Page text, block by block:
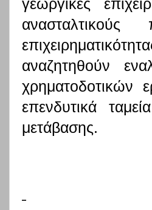
γεωργικές
αναζητηθούν
χρηματοδοτικών
επενδυτικά
μετάβασης.